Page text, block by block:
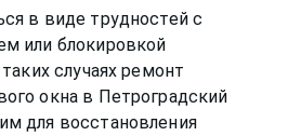
в виде трудностей с
или блокировкой
случаях ремонт
окна в Петроградский
для восстановления